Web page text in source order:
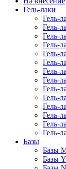
Гель-лаки
Гель-
Гель-
Гель-
Гель-
Гель-
Гель-
Гель-
Гель-
Гель-
Гель-
Гель-
Гель-
Гель-
Гель-
Базы
Базы
Базы